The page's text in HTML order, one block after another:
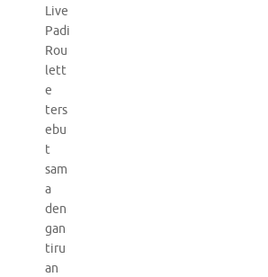
Live
Padi
Rou
lett
e
ters
ebu
t
sam
a
den
gan
tiru
an